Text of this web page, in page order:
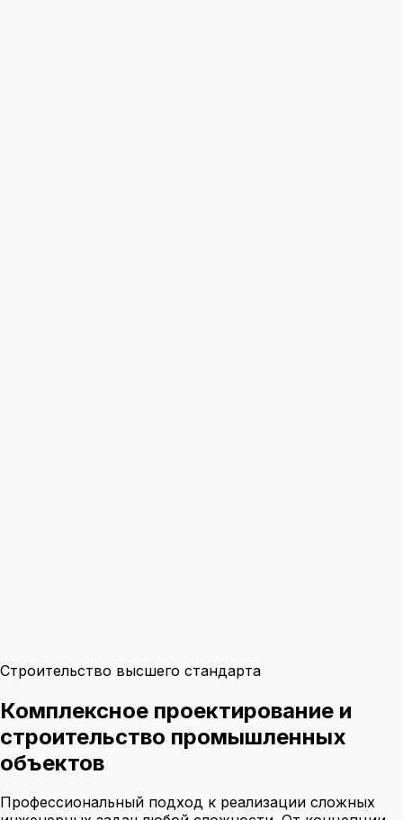
Строительство высшего стандарта
Комплексное проектирование и
строительство промышленных
объектов
Профессиональный подход к реализации сложных